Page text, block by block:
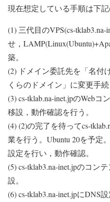
現在想定している手順は下記
(1) 三代目のVPS(cs-
せ，
築。
(2) ドメイン委託先を「名付
くらのドメイン」に変更手続
(3) cs-tklab.na-inet.jpのWebコ
移設，動作確認を行う。
(4) (2)の完了を待ってcs-
業を行う。Ubuntu 20を予定
設定を行い，動作確認。
(5) cs-tklab3.na-inet.jpのコン
設。
(6) cs-tklab3.na-inet.jpにDNS